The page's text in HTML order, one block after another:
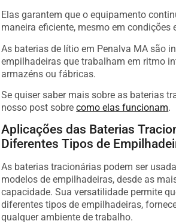
Elas garantem que o equipamento
maneira eficiente, mesmo em condições
As baterias de lítio em Penalva MA são
empilhadeiras que trabalham em ritmo
armazéns ou fábricas.
Se quiser saber mais sobre as baterias
nosso post sobrecomo elas funcionam.
Aplicações das Baterias
Diferentes Tipos de
As baterias tracionárias podem ser
modelos de empilhadeiras, desde as
capacidade. Sua versatilidade permite
diferentes tipos de empilhadeiras,
qualquer ambiente de trabalho.